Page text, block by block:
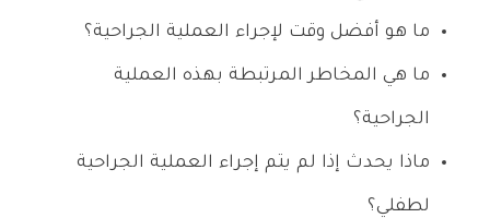
ما هو أفضل وقت لإجراء العملية الجراحية؟
ما هي المخاطر المرتبطة بهذه العملية
الجراحية؟
ماذا يحدث إذا لم يتم إجراء العملية الجراحية
لطفلي؟